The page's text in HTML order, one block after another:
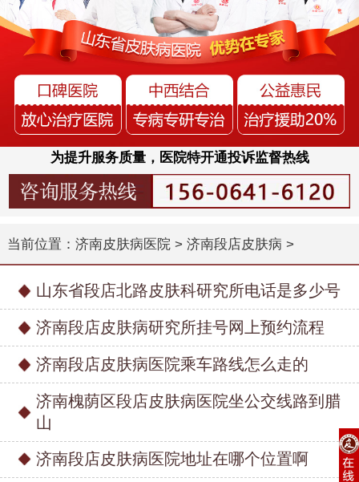
为提升服务质量，医院特开通投诉监督热线
当前位置： 济南皮肤病医院> 济南段店皮肤病 >
山东省段店北路皮肤科研究所电话是多少号
济南段店皮肤病研究所挂号网上预约流程
济南段店皮肤病医院乘车路线怎么走的
济南槐荫区段店皮肤病医院坐公交线路到腊
山
济南段店皮肤病医院地址在哪个位置啊